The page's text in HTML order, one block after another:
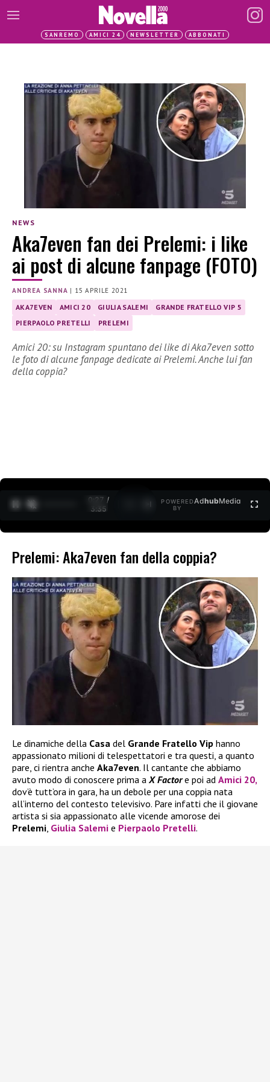
SANREMO AMICI 24 NEWSLETTER ABBONATI
NEWS
Aka7even fan dei Prelemi: i like
ai post di alcune fanpage (FOTO)
ANDREA SANNA | 15 APRILE 2021
AKA7EVEN AMICI 20 GIULIA SALEMI
GRANDE FRATELLO VIP 5
PIERPAOLO PRETELLI
PRELEMI
Amici 20: su Instagram spuntano dei like di Aka7even sotto
le foto di alcune fanpage dedicate ai Prelemi. Anche lui fan
della coppia?
0:27 /
3:35
POWERED
BY
AdhubMedia
Prelemi: Aka7even fan della coppia?
Le dinamiche della Casa del Grande Fratello Vip hanno
appassionato milioni di telespettatori e tra questi, a quanto
pare, ci rientra anche Aka7even. Il cantante che abbiamo
avuto modo di conoscere prima aX Factore poi ad Amici 20,
dov’è tutt’ora in gara, ha un debole per una coppia nata
all’interno del contesto televisivo. Pare infatti che il giovane
artista si sia appassionato alle vicende amorose dei
Prelemi, Giulia Salemi e Pierpaolo Pretelli.